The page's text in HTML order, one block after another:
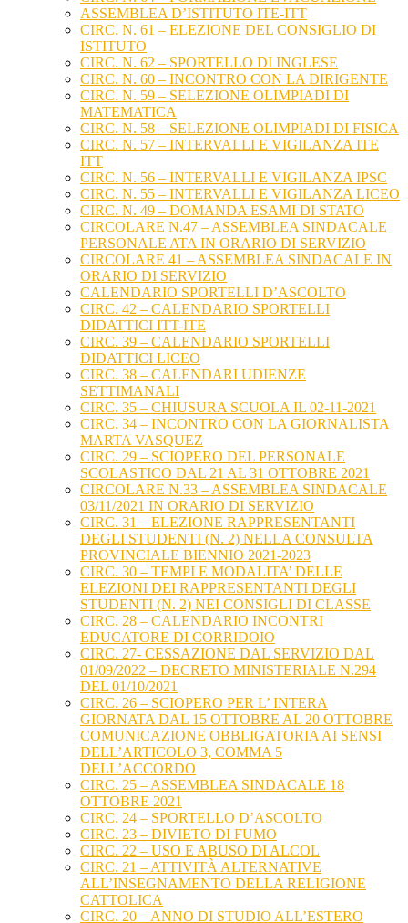
ASSEMBLEA D’ISTITUTO ITE-ITT
CIRC. N. 61 – ELEZIONE DEL CONSIGLIO DI
ISTITUTO
CIRC. N. 62 – SPORTELLO DI INGLESE
CIRC. N. 60 – INCONTRO CON LA DIRIGENTE
CIRC. N. 59 – SELEZIONE OLIMPIADI DI
MATEMATICA
CIRC. N. 58 – SELEZIONE OLIMPIADI DI FISICA
CIRC. N. 57 – INTERVALLI E VIGILANZA ITE
ITT
CIRC. N. 56 – INTERVALLI E VIGILANZA IPSC
CIRC. N. 55 – INTERVALLI E VIGILANZA LICEO
CIRC. N. 49 – DOMANDA ESAMI DI STATO
CIRCOLARE N.47 – ASSEMBLEA SINDACALE
PERSONALE ATA IN ORARIO DI SERVIZIO
CIRCOLARE 41 – ASSEMBLEA SINDACALE IN
ORARIO DI SERVIZIO
CALENDARIO SPORTELLI D’ASCOLTO
CIRC. 42 – CALENDARIO SPORTELLI
DIDATTICI ITT-ITE
CIRC. 39 – CALENDARIO SPORTELLI
DIDATTICI LICEO
CIRC. 38 – CALENDARI UDIENZE
SETTIMANALI
CIRC. 35 – CHIUSURA SCUOLA IL 02-11-2021
CIRC. 34 – INCONTRO CON LA GIORNALISTA
MARTA VASQUEZ
CIRC. 29 – SCIOPERO DEL PERSONALE
SCOLASTICO DAL 21 AL 31 OTTOBRE 2021
CIRCOLARE N.33 – ASSEMBLEA SINDACALE
03/11/2021 IN ORARIO DI SERVIZIO
CIRC. 31 – ELEZIONE RAPPRESENTANTI
DEGLI STUDENTI (N. 2) NELLA CONSULTA
PROVINCIALE BIENNIO 2021-2023
CIRC. 30 – TEMPI E MODALITA’ DELLE
ELEZIONI DEI RAPPRESENTANTI DEGLI
STUDENTI (N. 2) NEI CONSIGLI DI CLASSE
CIRC. 28 – CALENDARIO INCONTRI
EDUCATORE DI CORRIDOIO
CIRC. 27- CESSAZIONE DAL SERVIZIO DAL
01/09/2022 – DECRETO MINISTERIALE N.294
DEL 01/10/2021
CIRC. 26 – SCIOPERO PER L’ INTERA
GIORNATA DAL 15 OTTOBRE AL 20 OTTOBRE
COMUNICAZIONE OBBLIGATORIA AI SENSI
DELL’ARTICOLO 3, COMMA 5
DELL’ACCORDO
CIRC. 25 – ASSEMBLEA SINDACALE 18
OTTOBRE 2021
CIRC. 24 – SPORTELLO D’ASCOLTO
CIRC. 23 – DIVIETO DI FUMO
CIRC. 22 – USO E ABUSO DI ALCOL
CIRC. 21 – ATTIVITÀ ALTERNATIVE
ALL’INSEGNAMENTO DELLA RELIGIONE
CATTOLICA
CIRC. 20 – ANNO DI STUDIO ALL’ESTERO